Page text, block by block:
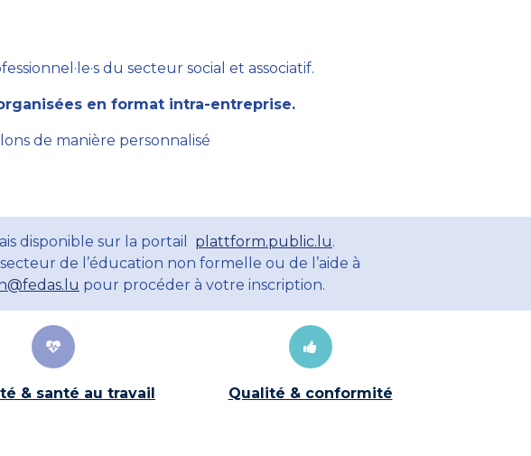
du secteur social et associatif.
en format intra-entreprise.
de manière personnalisé
disponible sur la portail plattform.public.lu.
de l’éducation non formelle ou de l’aide à
pour procéder à votre inscription.
& santé au travail Qualité & conformité